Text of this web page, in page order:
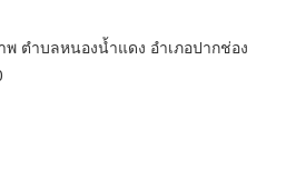
ตำบลหนองน้ำแดง อำเภอปากช่อง